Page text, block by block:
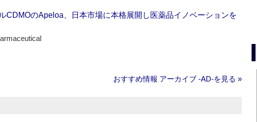
CDMOのApeloa、日本市場に本格展開し医薬品イノベーションを
おすすめ情報 アーカイブ ‐AD‐を見る »